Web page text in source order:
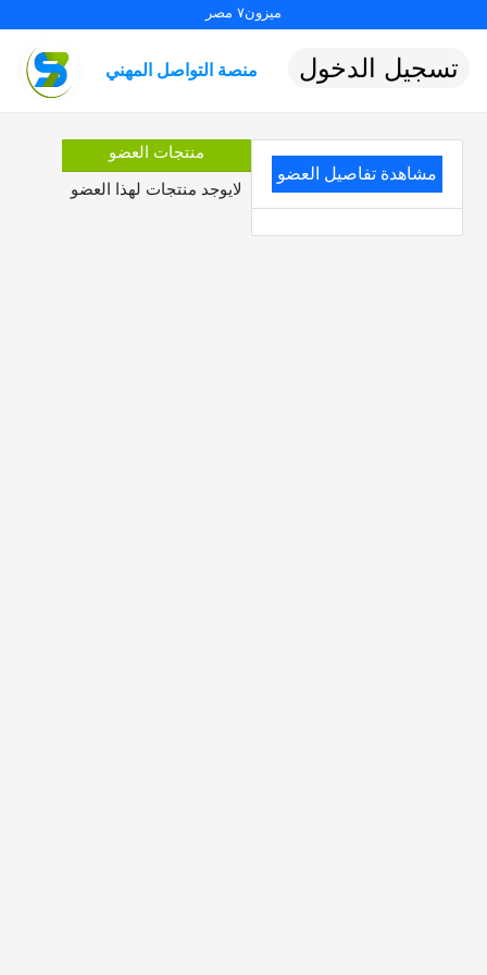
ميزون٧ مصر
منصة التواصل المهني تسجيل الدخول
مشاهدة تفاصيل العضو
منتجات العضو
لايوجد منتجات لهذا العضو